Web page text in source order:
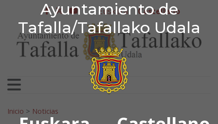
Ayuntamiento de
Tafalla/Tafallako Udala
Ir al contenido
Ayuntamiento de
facebook
twitter
youtube
Euskera Castellano
Search for:
Inicio > Noticias